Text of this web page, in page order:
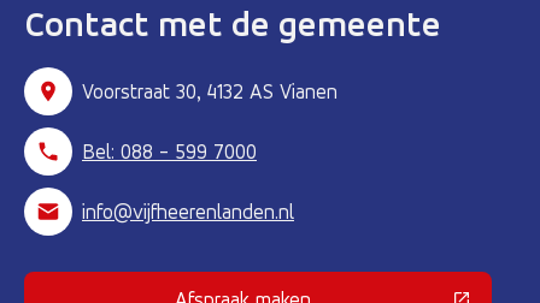
Contact met de gemeente
Voorstraat 30, 4132 AS Vianen
Bel: 088 - 599 7000
info@vijfheerenlanden.nl